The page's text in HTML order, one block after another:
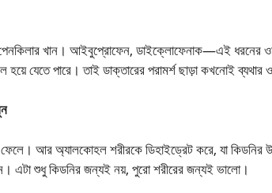
পেনকিলার খান। আইবুপ্রোফেন, ডাইক্লোফেনাক—এই
হয়ে যেতে পারে। তাই ডাক্তারের পরামর্শ ছাড়া কখনোই ব্যথার
আর অ্যালকোহল শরীরকে ডিহাইড্রেট করে, যা কিডনির
এটা শুধু কিডনির জন্যই নয়, পুরো শরীরের জন্যই ভালো।